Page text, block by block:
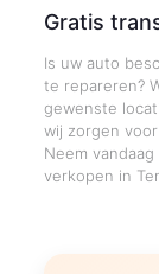
Gratis
Is uw auto
te repareren?
gewenste
wij zorgen
Neem
verkopen in